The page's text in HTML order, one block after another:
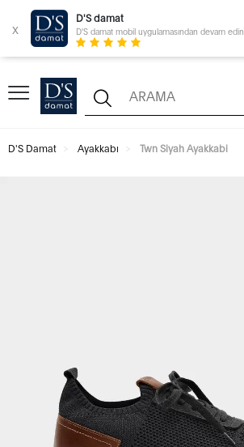
x
D'S damat
D'S damat mobil uygulamasından devam edin
D'S Damat Ayakkabı Twn Siyah Ayakkabi